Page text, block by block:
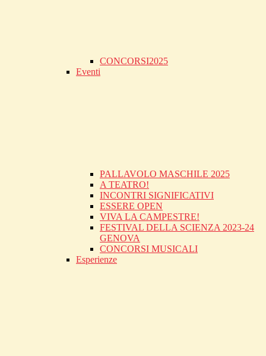
CONCORSI2025
Eventi
PALLAVOLO MASCHILE 2025
A TEATRO!
INCONTRI SIGNIFICATIVI
ESSERE OPEN
VIVA LA CAMPESTRE!
FESTIVAL DELLA SCIENZA 2023-24
GENOVA
CONCORSI MUSICALI
Esperienze